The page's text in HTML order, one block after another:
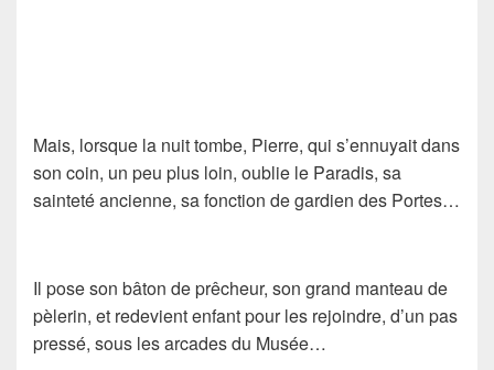
Mais, lorsque la nuit tombe, Pierre, qui s’ennuyait dans
son coin, un peu plus loin, oublie le Paradis, sa
sainteté ancienne, sa fonction de gardien des Portes…
Il pose son bâton de prêcheur, son grand manteau de
pèlerin, et redevient enfant pour les rejoindre, d’un pas
pressé, sous les arcades du Musée…